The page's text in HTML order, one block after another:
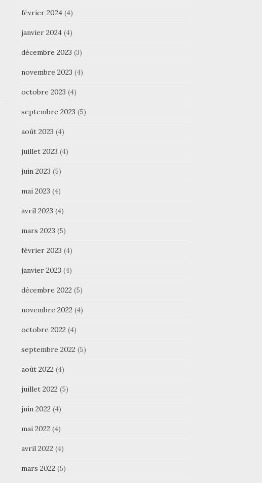
février 2024(4)
janvier 2024(4)
décembre 2023 (3)
novembre 2023 (4)
octobre 2023 (4)
septembre 2023 (5)
août 2023 (4)
juillet 2023 (4)
juin 2023 (5)
mai 2023 (4)
avril 2023 (4)
mars 2023 (5)
février 2023 (4)
janvier 2023 (4)
décembre 2022 (5)
novembre 2022 (4)
octobre 2022 (4)
septembre 2022 (5)
août 2022 (4)
juillet 2022 (5)
juin 2022 (4)
mai 2022 (4)
avril 2022 (4)
mars 2022 (5)